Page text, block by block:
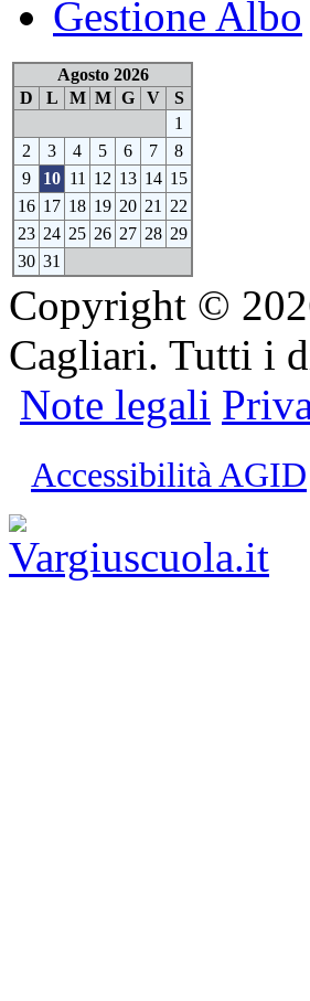
Gestione Albo
Agosto 2026
D
L M M G V
S
1
2
3 4 5 6 7
8
9
10 11 12 13 14 15
16 17 18 19 20 21
22
23 24 25 26 27 28 29
30 31
Copyright ©
Cagliari. Tutti i
Note legali
Accessibilità AGID